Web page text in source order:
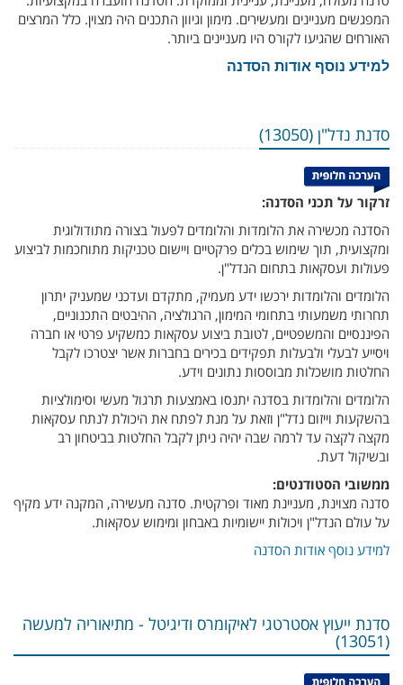
המפגשים מעניינים ומעשירים. מימון וגיוון התכנים היה מצוין. כלל המרצים
האורחים שהגיעו לקורס היו מעניינים ביותר.
למידע נוסף אודות הסדנה
סדנת נדל"ן (13050)
זרקור על תכני הסדנה:
הסדנה מכשירה את הלומדות והלומדים לפעול בצורה מתודולוגית
ומקצועית, תוך שימוש בכלים פרקטיים ויישום טכניקות מתוחכמות לביצוע
פעולות ועסקאות בתחום הנדל"ן.
הלומדים והלומדות ירכשו ידע מעמיק, מתקדם ועדכני שמעניק יתרון
תחרותי משמעותי בתחומי המימון, הרגולציה, ההיבטים התכנוניים,
הפיננסיים והמשפטיים, לטובת ביצוע עסקאות כמשקיע פרטי או חברה
ויסייע לבעלי ולבעלות תפקידים בכירים בחברות אשר יצטרכו לקבל
החלטות מושכלות מבוססות נתונים וידע.
הלומדים והלומדות בסדנה יתנסו באמצעות תרגול מעשי וסימולציות
בהשקעות וייזום נדל"ן וזאת על מנת לפתח את היכולת לנתח עסקאות
מקצה לקצה עד לרמה שבה יהיה ניתן לקבל החלטות בביטחון רב
ובשיקול דעת.
ממשובי הסטודנטים:
סדנה מצוינת, מעניינת מאוד ופרקטית. סדנה מעשירה, המקנה ידע מקיף
על עולם הנדל"ן ויכולות יישומיות באבחון ומימוש עסקאות.
למידע נוסף אודות הסדנה
סדנת ייעוץ אסטרטגי לאיקומרס ודיגיטל - מתיאוריה למעשה
(13051)